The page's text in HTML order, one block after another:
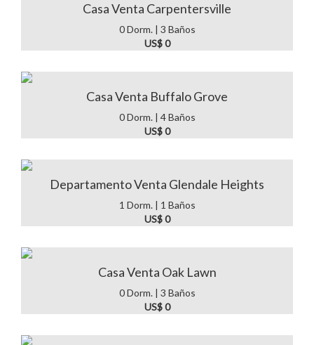
Casa Venta Carpentersville
0 Dorm. | 3 Baños
US$ 0
Casa Venta Buffalo Grove
0 Dorm. | 4 Baños
US$ 0
Departamento Venta Glendale Heights
1 Dorm. | 1 Baños
US$ 0
Casa Venta Oak Lawn
0 Dorm. | 3 Baños
US$ 0